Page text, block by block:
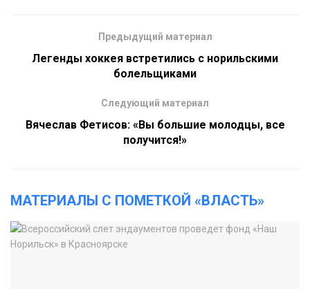
Предыдущий материал
Легенды хоккея встретились с норильскими
болельщиками
Следующий материал
Вячеслав Фетисов: «Вы большие молодцы, все
получится!»
МАТЕРИАЛЫ С ПОМЕТКОЙ «ВЛАСТЬ»